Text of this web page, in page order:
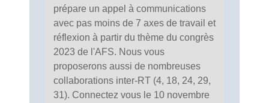
prépare un appel à communications
avec pas moins de 7 axes de travail et
réflexion à partir du thème du congrès
2023 de l'AFS. Nous vous
proposerons aussi de nombreuses
collaborations inter-RT (4, 18, 24, 29,
31). Connectez vous le 10 novembre